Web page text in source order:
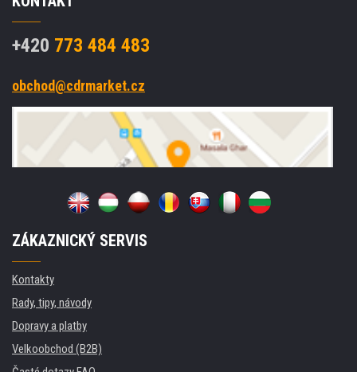
+420 773 484 483
obchod@cdrmarket.cz
ZÁKAZNICKÝ SERVIS
Kontakty
Rady, tipy, návody
Dopravy a platby
Velkoobchod (B2B)